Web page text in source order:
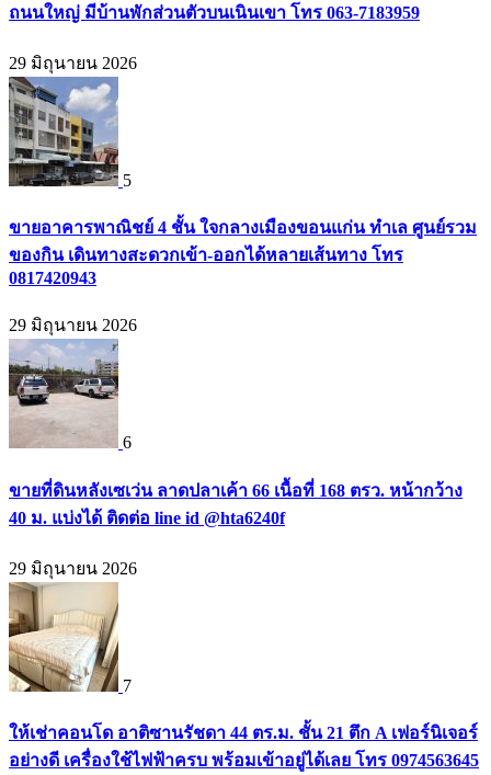
ถนนใหญ่ มีบ้านพักส่วนตัวบนเนินเขา โทร 063-7183959
29 มิถุนายน 2026
5
ขายอาคารพาณิชย์ 4 ชั้น ใจกลางเมืองขอนแก่น ทำเล ศูนย์รวม
ของกิน เดินทางสะดวกเข้า-ออกได้หลายเส้นทาง โทร
0817420943
29 มิถุนายน 2026
6
ขายที่ดินหลังเซเว่น ลาดปลาเค้า 66 เนื้อที่ 168 ตรว. หน้ากว้าง
40 ม. แบ่งได้ ติดต่อ line id @hta6240f
29 มิถุนายน 2026
7
ให้เช่าคอนโด อาติซานรัชดา 44 ตร.ม. ชั้น 21 ตึก A เฟอร์นิเจอร์
อย่างดี เครื่องใช้ไฟฟ้าครบ พร้อมเข้าอยู่ได้เลย โทร 0974563645